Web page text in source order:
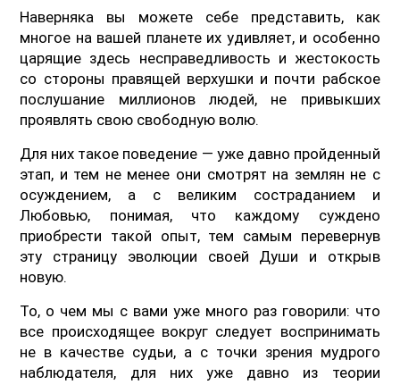
Наверняка вы можете себе представить, как
многое на вашей планете их удивляет, и особенно
царящие здесь несправедливость и жестокость
со стороны правящей верхушки и почти рабское
послушание миллионов людей, не привыкших
проявлять свою свободную волю.
Для них такое поведение — уже давно пройденный
этап, и тем не менее они смотрят на землян не с
осуждением, а с великим состраданием и
Любовью, понимая, что каждому суждено
приобрести такой опыт, тем самым перевернув
эту страницу эволюции своей Души и открыв
новую.
То, о чем мы с вами уже много раз говорили: что
все происходящее вокруг следует воспринимать
не в качестве судьи, а с точки зрения мудрого
наблюдателя, для них уже давно из теории